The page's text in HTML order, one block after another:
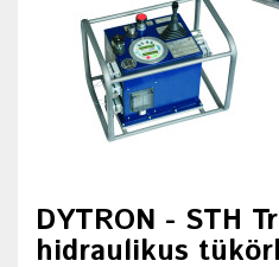
DYTRON - STH
hidraulikus